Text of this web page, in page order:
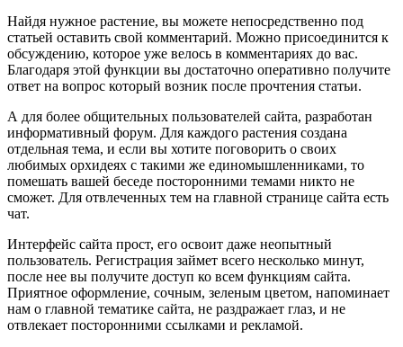
Найдя нужное растение, вы можете непосредственно под
статьей оставить свой комментарий. Можно присоединится к
обсуждению, которое уже велось в комментариях до вас.
Благодаря этой функции вы достаточно оперативно получите
ответ на вопрос который возник после прочтения статьи.
А для более общительных пользователей сайта, разработан
информативный форум. Для каждого растения создана
отдельная тема, и если вы хотите поговорить о своих
любимых орхидеях с такими же единомышленниками, то
помешать вашей беседе посторонними темами никто не
сможет. Для отвлеченных тем на главной странице сайта есть
чат.
Интерфейс сайта прост, его освоит даже неопытный
пользователь. Регистрация займет всего несколько минут,
после нее вы получите доступ ко всем функциям сайта.
Приятное оформление, сочным, зеленым цветом, напоминает
нам о главной тематике сайта, не раздражает глаз, и не
отвлекает посторонними ссылками и рекламой.